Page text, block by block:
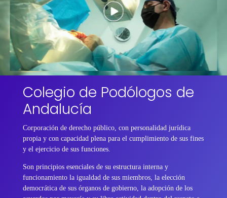
Colegio de Podólogos de
Andalucía
Corporación de derecho público, con personalidad jurídica
propia y con capacidad plena para el cumplimiento de sus fines
y el ejercicio de sus funciones.
Son principios esenciales de su estructura interna y
funcionamiento la igualdad de sus miembros, la elección
democrática de sus órganos de gobierno, la adopción de los